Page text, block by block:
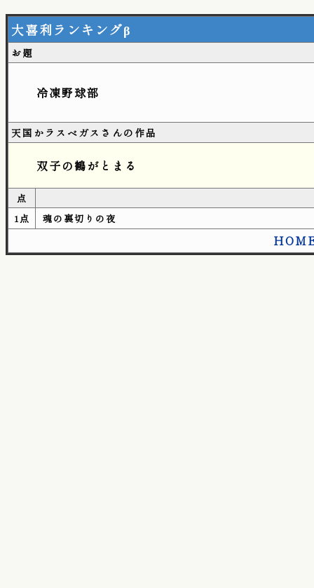
大喜利ランキングβ
お題
冷凍野球部
天国かラスベガスさんの作品
双子の鶴がとまる
点
1点
魂の裏切りの夜